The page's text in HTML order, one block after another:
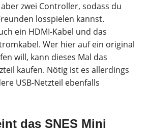
zwei Controller, sodass du
losspielen kannst.
ein HDMI-Kabel und das
Wer hier auf ein original
will, kann dieses Mal das
kaufen. Nötig ist es allerdings
USB-Netzteil ebenfalls
das SNES Mini